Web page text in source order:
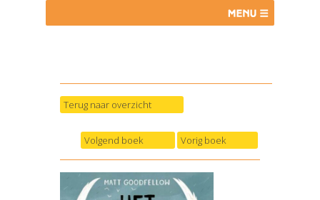
Terug naar overzicht
Volgend boek Vorig boek